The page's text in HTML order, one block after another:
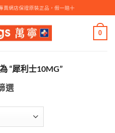
賣網店保證原裝正品，假一賠十
0
“犀利士10MG”
選